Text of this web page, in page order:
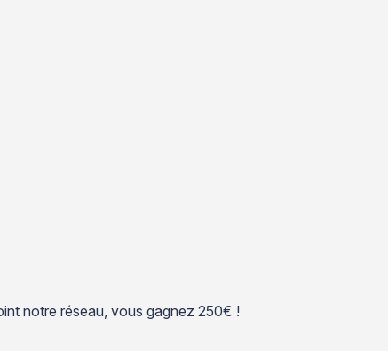
notre réseau, vous gagnez 250€ !